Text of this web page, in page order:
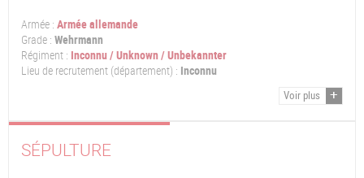
Armée : Armée allemande
Grade : Wehrmann
Régiment : Inconnu / Unknown / Unbekannter
Lieu de recrutement (département) : Inconnu
Voir plus
SÉPULTURE